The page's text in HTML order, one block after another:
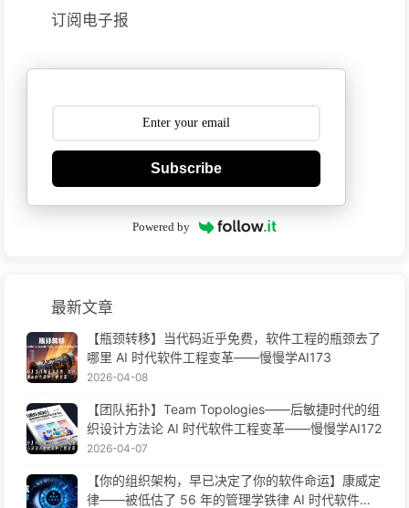
订阅电子报
Subscribe
Powered by
最新文章
【瓶颈转移】当代码近乎免费，软件工程的瓶颈去了
哪里 AI 时代软件工程变革——慢慢学AI173
2026-04-08
【团队拓扑】Team Topologies——后敏捷时代的组
织设计方法论 AI 时代软件工程变革——慢慢学AI172
2026-04-07
【你的组织架构，早已决定了你的软件命运】康威定
律——被低估了 56 年的管理学铁律 AI 时代软件工